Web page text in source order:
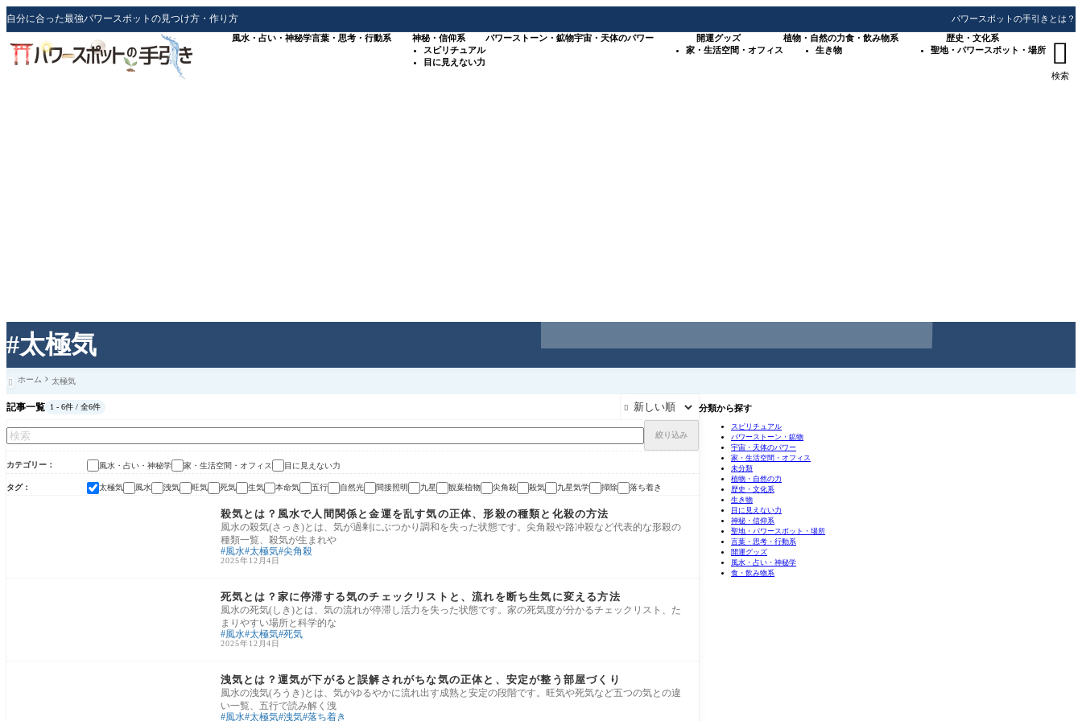
#太極気
自分に合った最強パワースポットの見つけ方・作り方 パワースポットの手引きとは？
風水・占い・神秘学言葉・思考・行動系
神秘・信仰系
スピリチュアル
目に見えない力
パワーストーン・鉱物宇宙・天体のパワー
開運グッズ
家・生活空間・オフィス
植物・自然の力
生き物
食・飲み物系
歴史・文化系
聖地・パワースポット・場所

検索
 ホーム 太極気
記事一覧 1 - 6件 / 全6件 
絞り込み
カテゴリー 風水・占い・神秘学 家・生活空間・オフィス 目に見えない力
タグ 太極気 風水 洩気 旺気 死気 生気 本命気 五行 自然光 間接照明 九星 観葉植物 尖角殺 殺気 九星気学 掃除 落ち着き
風水・占い・神秘学
殺気とは？風水で人間関係と金運を乱す気の正体、形殺の種類と化殺の方法
風水の殺気(さっき)とは、気が過剰にぶつかり調和を失った状態です。尖角殺や路冲殺など代表的な形殺の
種類一覧、殺気が生まれや
風水 太極気 尖角殺
2025年12月4日
死気とは？家に停滞する気のチェックリストと、流れを断ち生気に変える方法
風水の死気(しき)とは、気の流れが停滞し活力を失った状態です。家の死気度が分かるチェックリスト、た
まりやすい場所と科学的な
風水 太極気 死気
2025年12月4日
洩気とは？運気が下がると誤解されがちな気の正体と、安定が整う部屋づくり
風水の洩気(ろうき)とは、気がゆるやかに流れ出す成熟と安定の段階です。旺気や死気など五つの気との違
い一覧、五行で読み解く洩
風水 太極気 洩気 落ち着き
分類から探す
スピリチュアル
パワーストーン・鉱物
宇宙・天体のパワー
家・生活空間・オフィス
未分類
植物・自然の力
歴史・文化系
生き物
目に見えない力
神秘・信仰系
聖地・パワースポット・場所
言葉・思考・行動系
開運グッズ
風水・占い・神秘学
食・飲み物系